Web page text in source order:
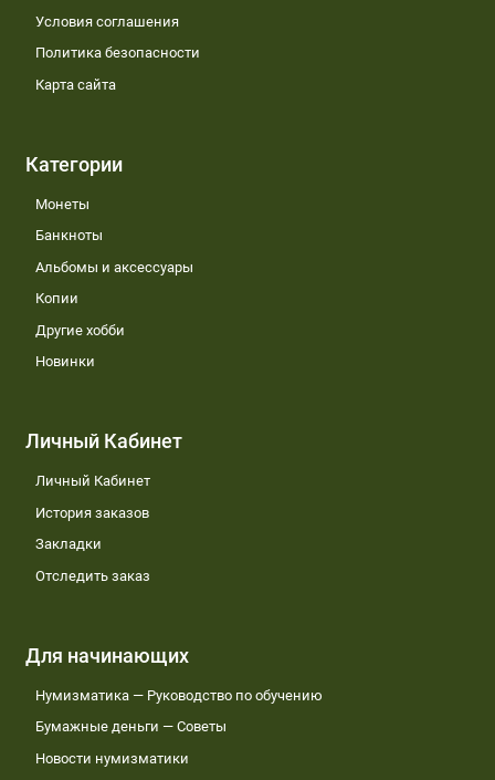
Условия соглашения
Политика безопасности
Карта сайта
Категории
Монеты
Банкноты
Альбомы и аксессуары
Копии
Другие хобби
Новинки
Личный Кабинет
Личный Кабинет
История заказов
Закладки
Отследить заказ
Для начинающих
Нумизматика — Руководство по обучению
Бумажные деньги — Советы
Новости нумизматики